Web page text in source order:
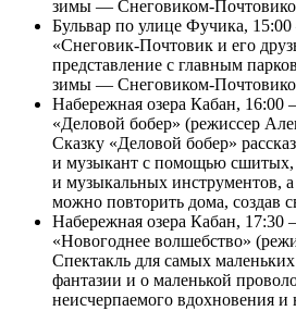
зимы — Снеговиком-
Бульвар по улице Фучика,
«Снеговик-Почтовик и его
представление с главным
зимы — Снеговиком-
Набережная озера Кабан, 16:00
«Деловой бобер» (режиссер
Сказку «Деловой бобер»
и музыкант с помощью сшитых,
и музыкальных инструментов, а
можно повторить дома, создав
Набережная озера Кабан, 17:30
«Новогоднее волшебство»
Спектакль для самых
фантазии и о маленькой
неисчерпаемого вдохновения